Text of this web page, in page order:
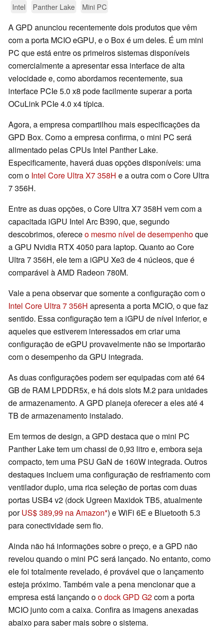
Intel Panther Lake Mini PC
A GPD anunciou recentemente dois produtos que vêm
com a porta MCIO eGPU, e o Box é um deles. É um mini
PC que está entre os primeiros sistemas disponíveis
comercialmente a apresentar essa interface de alta
velocidade e, como abordamos recentemente, sua
interface PCIe 5.0 x8 pode facilmente superar a porta
OCuLink PCIe 4.0 x4 típica.
Agora, a empresa compartilhou mais especificações da
GPD Box. Como a empresa confirma, o mini PC será
alimentado pelas CPUs Intel Panther Lake.
Especificamente, haverá duas opções disponíveis: uma
com o Intel Core Ultra X7 358H e a outra com o Core Ultra
7 356H.
Entre as duas opções, o Core Ultra X7 358H vem com a
capacitada iGPU Intel Arc B390, que, segundo
descobrimos, ofereceo mesmo nível de desempenhoque
a GPU Nvidia RTX 4050 para laptop. Quanto ao Core
Ultra 7 356H, ele tem a iGPU Xe3 de 4 núcleos, que é
comparável à AMD Radeon 780M.
Vale a pena observar que somente a configuração com o
Intel Core Ultra 7 356H apresenta a porta MCIO, o que faz
sentido. Essa configuração tem a iGPU de nível inferior, e
aqueles que estiverem interessados em criar uma
configuração de eGPU provavelmente não se importarão
com o desempenho da GPU integrada.
As duas configurações podem ser equipadas com até 64
GB de RAM LPDDR5x, e há dois slots M.2 para unidades
de armazenamento. A GPD planeja oferecer a eles até 4
TB de armazenamento instalado.
Em termos de design, a GPD destaca que o mini PC
Panther Lake tem um chassi de 0,93 litro e, embora seja
compacto, tem uma PSU GaN de 160W integrada. Outros
destaques incluem uma configuração de resfriamento com
ventilador duplo, uma rica seleção de portas com duas
portas USB4 v2 (dock Ugreen Maxidok TB5, atualmente
porUS$ 389,99 na Amazon ) e WiFi 6E e Bluetooth 5.3
para conectividade sem fio.
Ainda não há informações sobre o preço, e a GPD não
revelou quando o mini PC será lançado. No entanto, como
ele foi totalmente revelado, é provável que o lançamento
esteja próximo. Também vale a pena mencionar que a
empresa está lançando oo dock GPD G2com a porta
MCIO junto com a caixa. Confira as imagens anexadas
abaixo para saber mais sobre o sistema.